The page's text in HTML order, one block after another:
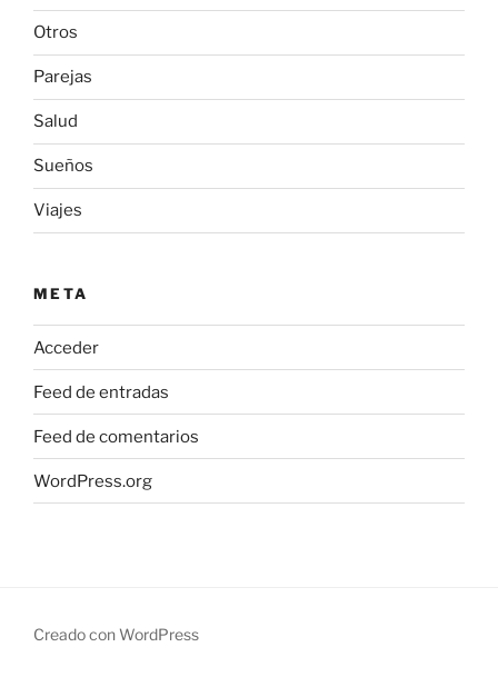
Otros
Parejas
Salud
Sueños
Viajes
META
Acceder
Feed de entradas
Feed de comentarios
WordPress.org
Creado con WordPress